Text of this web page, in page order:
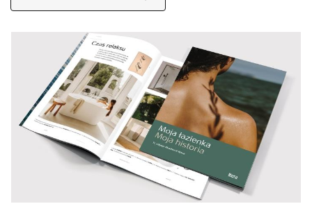
integrujące czujnik obecności do bezdotykowego
górnym lub tylnym zasilaniem mechanicznych zaworów
spłukujących.